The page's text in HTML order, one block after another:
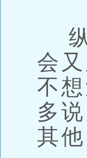
纵
会
不
多
其他